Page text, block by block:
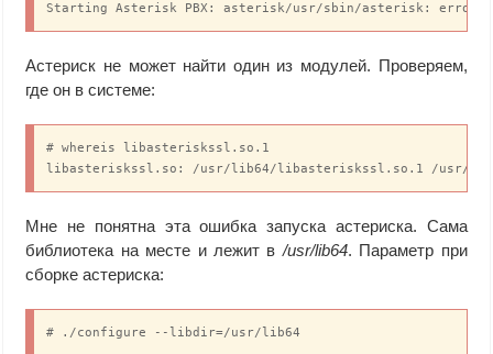
Starting Asterisk PBX: asterisk/usr/sbin/asterisk:
Астериск не может найти один из модулей. Проверяем,
где он в системе:
# whereis libasteriskssl.so.1
libasteriskssl.so: /usr/lib64/libasteriskssl.so.1 /usr/
Мне не понятна эта ошибка запуска астериска. Сама
библиотека на месте и лежит в/usr/lib64. Параметр при
сборке астериска:
# ./configure --libdir=/usr/lib64